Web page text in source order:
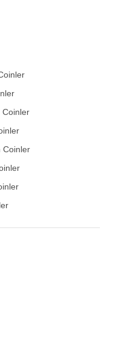
Coinler
Coinler